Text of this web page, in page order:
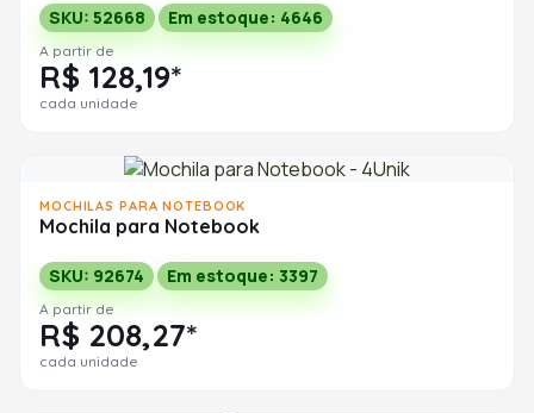
SKU: 52668 Em estoque: 4646
A partir de
R$ 128,19*
cada unidade
MOCHILAS PARA NOTEBOOK
Mochila para Notebook
SKU: 92674 Em estoque: 3397
A partir de
R$ 208,27*
cada unidade